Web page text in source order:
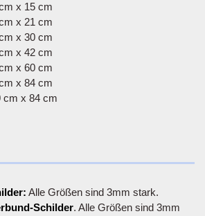
x 15 cm
x 21 cm
x 30 cm
x 42 cm
x 60 cm
x 84 cm
cm x 84 cm
Alle Größen sind 3mm stark.
Schilder. Alle Größen sind 3mm